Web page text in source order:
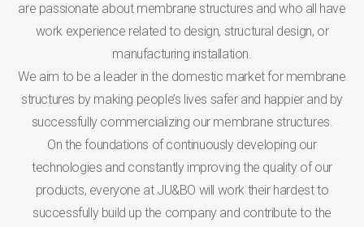
are passionate about membrane structures and who all have
work experience related to design, structural design, or
manufacturing installation.
We aim to be a leader in the domestic market for membrane
structures by making people’s lives safer and happier and by
successfully commercializing our membrane structures.
On the foundations of continuously developing our
technologies and constantly improving the quality of our
products, everyone at JU&BO will work their hardest to
successfully build up the company and contribute to the